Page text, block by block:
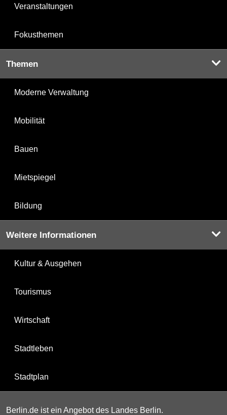
Veranstaltungen
Fokusthemen
Themen
Moderne Verwaltung
Mobilität
Bauen
Mietspiegel
Bildung
Weitere Informationen
Kultur & Ausgehen
Tourismus
Wirtschaft
Stadtleben
Stadtplan
Berlin.de ist ein Angebot des Landes Berlin.